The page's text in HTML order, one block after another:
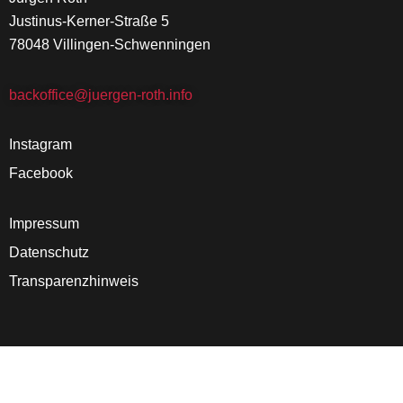
Justinus-Kerner-Straße 5
78048 Villingen-Schwenningen
backoffice@juergen-roth.info
Instagram
Facebook
Impressum
Datenschutz
Transparenzhinweis